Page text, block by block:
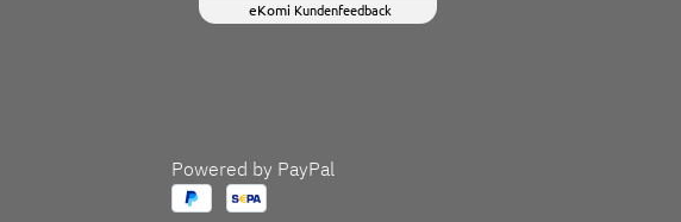
eKomi Kundenfeedback
Powered by PayPal